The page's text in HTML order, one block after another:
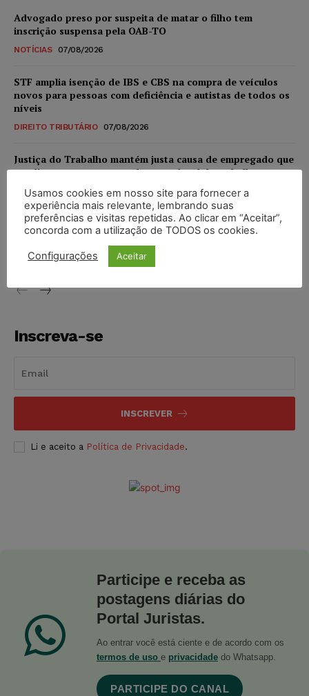
Advogado preso por suspeita de matar o filho tem
inscrição suspensa pela OAB-TO
NOTÍCIAS 07/08/2026
STF amplia isenção de IBS e CBS na compra de veículos
novos para pessoas com deficiência e autistas de todos os
níveis
DIREITO TRIBUTÁRIO 07/08/2026
Justiça do Trabalho mantém justa causa de empregado que
vendia canetas emagrecedoras no local de trabalho
NOTÍCIAS 07/08/2026
Justiça de SP decreta prisão de suspeito investigado na
morte de advogado
NOTÍCIAS 07/08/2026
Inscreva-se
INSCREVER
Li e aceito a Política de Privacidade.
Participe e receba as
postagens diárias do
Portal Juristas.
Ao entrar você está ciente e de acordo com os
termos de uso e privacidade do Whatsapp.
PARTICIPE DO CANAL
Usamos cookies em nosso site para fornecer a
experiência mais relevante, lembrando suas
preferências e visitas repetidas. Ao clicar em “Aceitar”,
concorda com a utilização de TODOS os cookies.
Configurações Aceitar